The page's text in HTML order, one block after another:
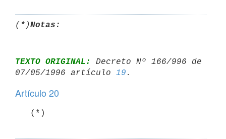
(*)Notas:
TEXTO ORIGINAL:
Decreto Nº 166/996 de
07/05/1996 artículo 19
Artículo 20
   (*)